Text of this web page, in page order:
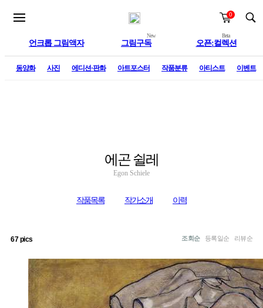
0
언크롭 그림액자
New
그림구독
Beta
오픈:컬렉션
동양화 사진 에디션·판화 아트포스터 작품분류 아티스트 이벤트
에곤 쉴레
Egon Schiele
작품목록 작가소개 이력
67 pics 조회순 등록일순 리뷰순